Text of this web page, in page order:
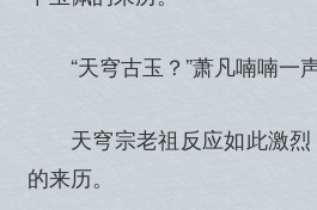
“天穹古玉？”萧凡喃喃一声
天穹宗老祖反应如此激
的来历。